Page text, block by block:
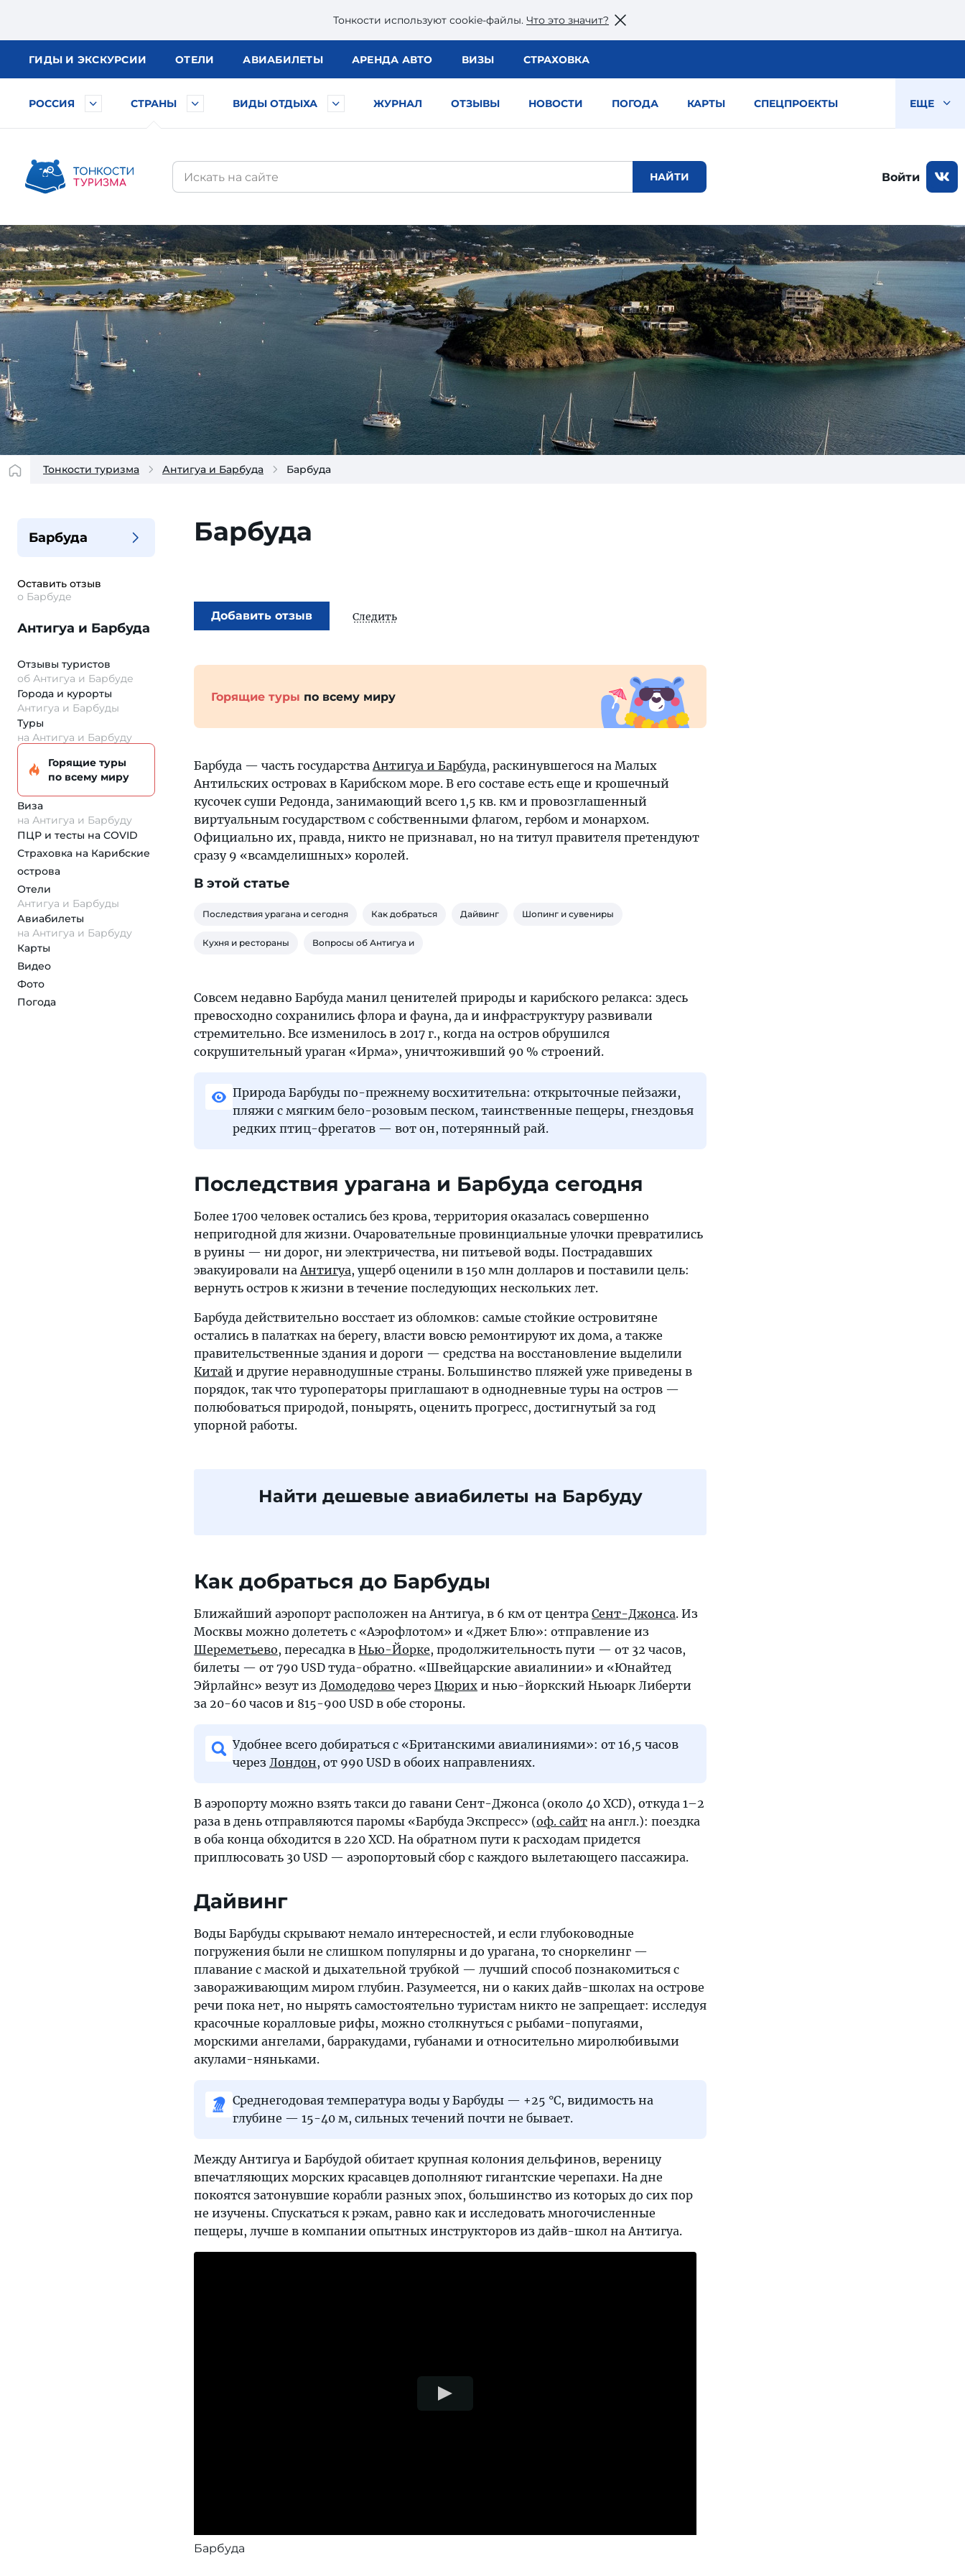
Тонкости используют сookie-файлы. Что это значит?
ГИДЫ И ЭКСКУРСИИ ОТЕЛИ АВИАБИЛЕТЫ АРЕНДА АВТО ВИЗЫ СТРАХОВКА
РОССИЯ СТРАНЫ ВИДЫ ОТДЫХА ЖУРНАЛ ОТЗЫВЫ НОВОСТИ ПОГОДА КАРТЫ СПЕЦПРОЕКТЫ ЕЩЕ
Войти
Тонкости туризма Антигуа и Барбуда Барбуда
Барбуда
Оставить отзыв
о Барбуде
Антигуа и Барбуда
Отзывы туристов
об Антигуа и Барбуде
Города и курорты
Антигуа и Барбуды
Туры
на Антигуа и Барбуду
Горящие туры
по всему миру
Виза
на Антигуа и Барбуду
ПЦР и тесты на COVID
Страховка на Карибские
острова
Отели
Антигуа и Барбуды
Авиабилеты
на Антигуа и Барбуду
Карты
Видео
Фото
Погода
Барбуда
Добавить отзыв Следить
Горящие туры по всему миру
Барбуда — часть государстваАнтигуа и Барбуда, раскинувшегося на Малых
Антильских островах в Карибском море. В его составе есть еще и крошечный
кусочек суши Редонда, занимающий всего 1,5 кв. км и провозглашенный
виртуальным государством с собственными флагом, гербом и монархом.
Официально их, правда, никто не признавал, но на титул правителя претендуют
сразу 9 «всамделишных» королей.
В этой статье
Последствия урагана и сегодня Как добраться Дайвинг Шопинг и сувениры
Кухня и рестораны Вопросы об Антигуа и
Совсем недавно Барбуда манил ценителей природы и карибского релакса: здесь
превосходно сохранились флора и фауна, да и инфраструктуру развивали
стремительно. Все изменилось в 2017 г., когда на остров обрушился
сокрушительный ураган «Ирма», уничтоживший 90 % строений.
Природа Барбуды по-прежнему восхитительна: открыточные пейзажи,
пляжи с мягким бело-розовым песком, таинственные пещеры, гнездовья
редких птиц-фрегатов — вот он, потерянный рай.
Последствия урагана и Барбуда сегодня
Более 1700 человек остались без крова, территория оказалась совершенно
непригодной для жизни. Очаровательные провинциальные улочки превратились
в руины — ни дорог, ни электричества, ни питьевой воды. Пострадавших
эвакуировали наАнтигуа, ущерб оценили в 150 млн долларов и поставили цель:
вернуть остров к жизни в течение последующих нескольких лет.
Барбуда действительно восстает из обломков: самые стойкие островитяне
остались в палатках на берегу, власти вовсю ремонтируют их дома, а также
правительственные здания и дороги — средства на восстановление выделили
Китай и другие неравнодушные страны. Большинство пляжей уже приведены в
порядок, так что туроператоры приглашают в однодневные туры на остров —
полюбоваться природой, понырять, оценить прогресс, достигнутый за год
упорной работы.
Найти дешевые авиабилеты на Барбуду
Как добраться до Барбуды
Ближайший аэропорт расположен на Антигуа, в 6 км от центра Сент-Джонса. Из
Москвы можно долететь с «Аэрофлотом» и «Джет Блю»: отправление из
Шереметьево, пересадка в Нью-Йорке, продолжительность пути — от 32 часов,
билеты — от 790 USD туда-обратно. «Швейцарские авиалинии» и «Юнайтед
Эйрлайнс» везут из Домодедово через Цюрих и нью-йоркский Ньюарк Либерти
за 20-60 часов и 815-900 USD в обе стороны.
Удобнее всего добираться с «Британскими авиалиниями»: от 16,5 часов
через Лондон, от 990 USD в обоих направлениях.
В аэропорту можно взять такси до гавани Сент-Джонса (около 40 XCD), откуда 1–2
раза в день отправляются паромы «Барбуда Экспресс» (оф. сайт на англ.): поездка
в оба конца обходится в 220 XCD. На обратном пути к расходам придется
приплюсовать 30 USD — аэропортовый сбор с каждого вылетающего пассажира.
Дайвинг
Воды Барбуды скрывают немало интересностей, и если глубоководные
погружения были не слишком популярны и до урагана, то сноркелинг —
плавание с маской и дыхательной трубкой — лучший способ познакомиться с
завораживающим миром глубин. Разумеется, ни о каких дайв-школах на острове
речи пока нет, но нырять самостоятельно туристам никто не запрещает: исследуя
красочные коралловые рифы, можно столкнуться с рыбами-попугаями,
морскими ангелами, барракудами, губанами и относительно миролюбивыми
акулами-няньками.
Среднегодовая температура воды у Барбуды — +25 °С, видимость на
глубине — 15-40 м, сильных течений почти не бывает.
Между Антигуа и Барбудой обитает крупная колония дельфинов, вереницу
впечатляющих морских красавцев дополняют гигантские черепахи. На дне
покоятся затонувшие корабли разных эпох, большинство из которых до сих пор
не изучены. Спускаться к рэкам, равно как и исследовать многочисленные
пещеры, лучше в компании опытных инструкторов из дайв-школ на Антигуа.
Барбуда